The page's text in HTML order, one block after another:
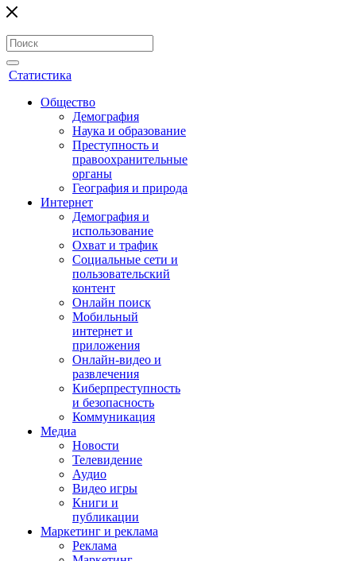
Статистика
Общество
Демография
Наука и образование
Преступность и
правоохранительные
органы
География и природа
Интернет
Демография и
использование
Охват и трафик
Социальные сети и
пользовательский
контент
Онлайн поиск
Мобильный
интернет и
приложения
Онлайн-видео и
развлечения
Киберпреступность
и безопасность
Коммуникация
Медиа
Новости
Телевидение
Аудио
Видео игры
Книги и
публикации
Маркетинг и реклама
Реклама